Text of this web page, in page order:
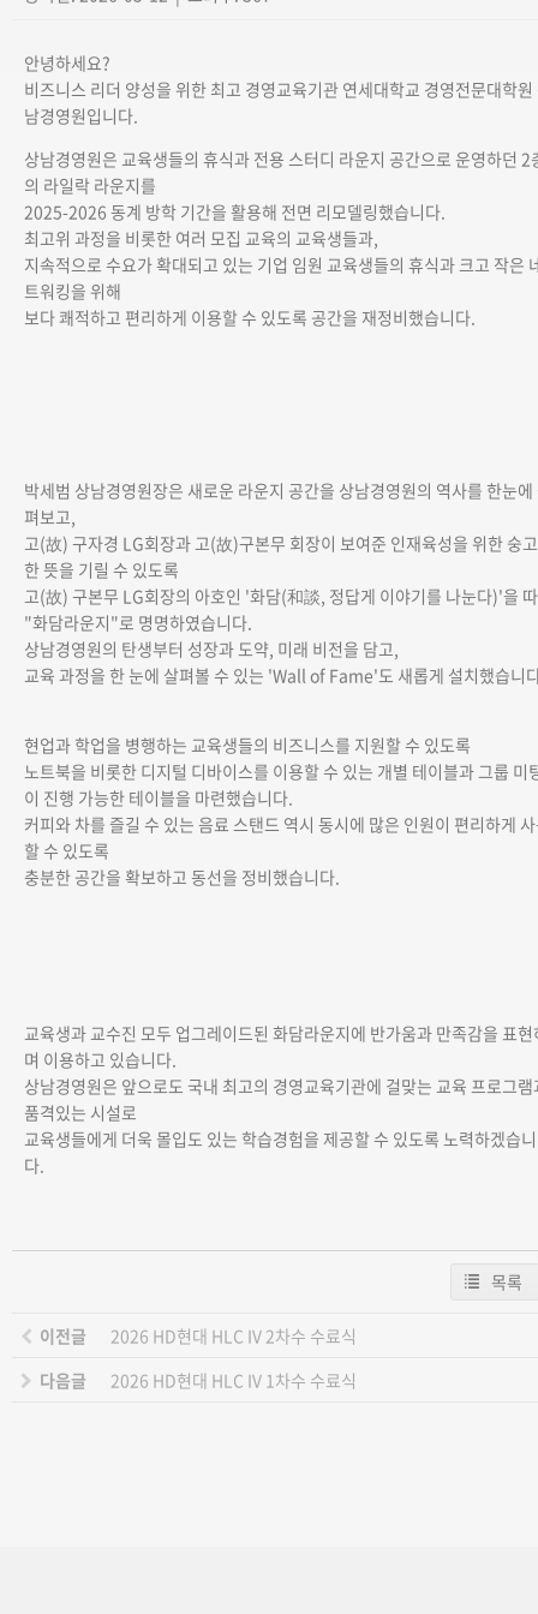
안녕하세요?
비즈니스 리더 양성을 위한 최고 경영교육기관 연세대학교 경영전문대학원
남경영원입니다.
상남경영원은 교육생들의 휴식과 전용 스터디 라운지 공간으로 운영하던 2
의 라일락 라운지를
2025-2026 동계 방학 기간을 활용해 전면 리모델링했습니다.
최고위 과정을 비롯한 여러 모집 교육의 교육생들과,
지속적으로 수요가 확대되고 있는 기업 임원 교육생들의 휴식과 크고 작은
트워킹을 위해
보다 쾌적하고 편리하게 이용할 수 있도록 공간을 재정비했습니다.
박세범 상남경영원장은 새로운 라운지 공간을 상남경영원의 역사를 한눈에
펴보고,
고(故) 구자경 LG회장과 고(故)구본무 회장이 보여준 인재육성을 위한 숭고
한 뜻을 기릴 수 있도록
고(故) 구본무 LG회장의 아호인 '화담(和談, 정답게 이야기를 나눈다)'을 따
"화담라운지"로 명명하였습니다.
상남경영원의 탄생부터 성장과 도약, 미래 비전을 담고,
교육 과정을 한 눈에 살펴볼 수 있는 'Wall of Fame'도 새롭게 설치했습니
현업과 학업을 병행하는 교육생들의 비즈니스를 지원할 수 있도록
노트북을 비롯한 디지털 디바이스를 이용할 수 있는 개별 테이블과 그룹 미
이 진행 가능한 테이블을 마련했습니다.
커피와 차를 즐길 수 있는 음료 스탠드 역시 동시에 많은 인원이 편리하게
할 수 있도록
충분한 공간을 확보하고 동선을 정비했습니다.
교육생과 교수진 모두 업그레이드된 화담라운지에 반가움과 만족감을 표현
며 이용하고 있습니다.
상남경영원은 앞으로도 국내 최고의 경영교육기관에 걸맞는 교육 프로그램
품격있는 시설로
교육생들에게 더욱 몰입도 있는 학습경험을 제공할 수 있도록 노력하겠습니
다.
목록
이전글
2026 HD현대 HLC IV 2차수 수료식
다음글
2026 HD현대 HLC IV 1차수 수료식